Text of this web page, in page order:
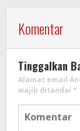
Komentar
Tinggalkan
Alamat email
wajib ditandai *